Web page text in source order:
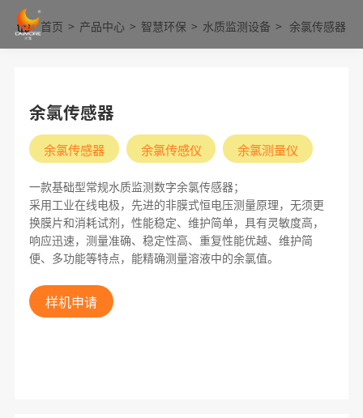
首页 > 产品中心 > 智慧环保 > 水质监测设备 > 余氯传感器
余氯传感器
余氯传感器 余氯传感仪 余氯测量仪
一款基础型常规水质监测数字余氯传感器；
采用工业在线电极，先进的非膜式恒电压测量原理，无须更
换膜片和消耗试剂，性能稳定、维护简单，具有灵敏度高，
响应迅速，测量准确、稳定性高、重复性能优越、维护简
便、多功能等特点，能精确测量溶液中的余氯值。
样机申请